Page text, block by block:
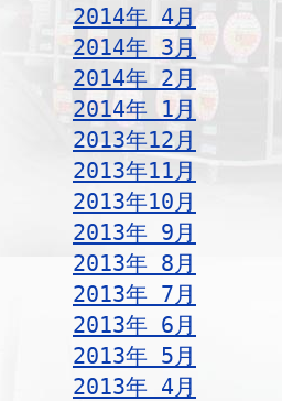
2014年 4月
2014年 3月
2014年 2月
2014年 1月
2013年12月
2013年11月
2013年10月
2013年 9月
2013年 8月
2013年 7月
2013年 6月
2013年 5月
2013年 4月